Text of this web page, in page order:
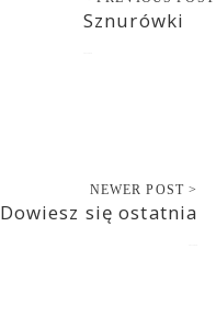
Sznurówki
NEWER POST >
Dowiesz się ostatnia